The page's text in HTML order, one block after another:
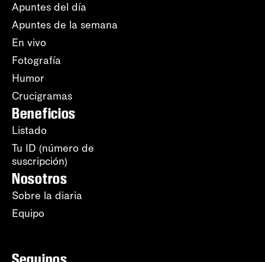
Apuntes del día
Apuntes de la semana
En vivo
Fotografía
Humor
Crucigramas
Beneficios
Listado
Tu ID (número de
suscripción)
Nosotros
Sobre la diaria
Equipo